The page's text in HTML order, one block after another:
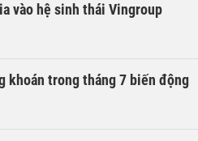
vào hệ sinh thái Vingroup
khoán trong tháng 7 biến động